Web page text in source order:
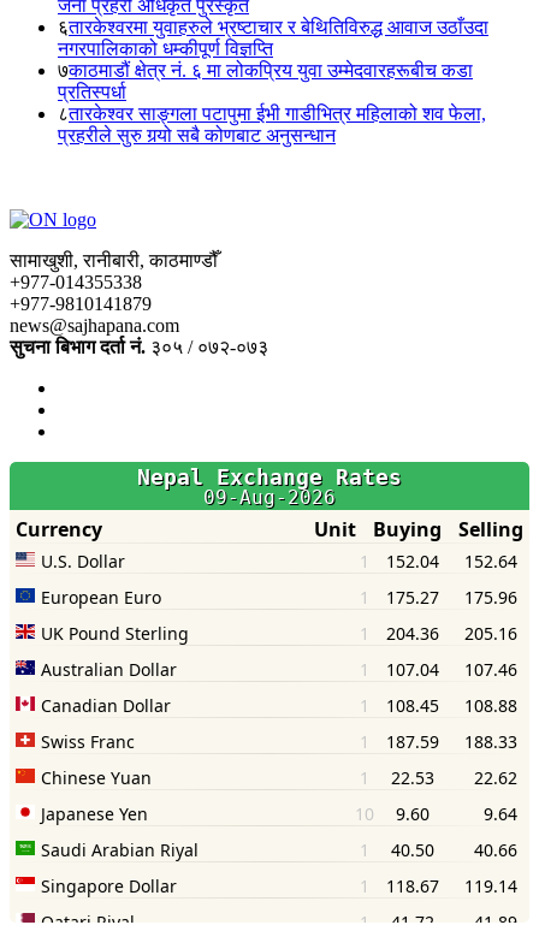
जना प्रहरी अधिकृत पुरस्कृत
६तारकेश्वरमा युवाहरुले भ्रष्टाचार र बेथितिविरुद्ध आवाज उठाँउदा
नगरपालिकाको धम्कीपूर्ण विज्ञप्ति
७काठमाडौं क्षेत्र नं. ६ मा लोकप्रिय युवा उम्मेदवारहरूबीच कडा
प्रतिस्पर्धा
८तारकेश्वर साङ्गला पटापुमा ईभी गाडीभित्र महिलाको शव फेला,
प्रहरीले सुरु गर्‍यो सबै कोणबाट अनुसन्धान
सामाखुशी, रानीबारी, काठमाण्डौँ
+977-014355338
+977-9810141879
news@sajhapana.com
सुचना बिभाग दर्ता नं. ३०५ / ०७२-०७३